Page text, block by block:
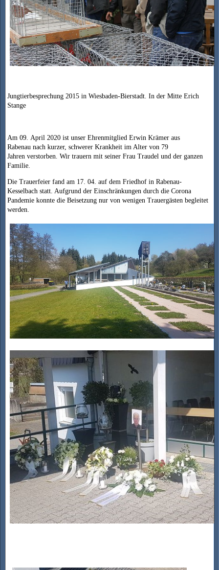
Jungtierbesprechung 2015 in Wiesbaden-Bierstadt. In der Mitte Erich
Stange
Am 09. April 2020 ist unser Ehrenmitglied Erwin Krämer aus
Rabenau nach kurzer, schwerer Krankheit im Alter von 79
Jahren verstorben. Wir trauern mit seiner Frau Traudel und der ganzen
Familie.
Die Trauerfeier fand am 17. 04. auf dem Friedhof in Rabenau-
Kesselbach statt. Aufgrund der Einschränkungen durch die Corona
Pandemie konnte die Beisetzung nur von wenigen Trauergästen begleitet
werden.